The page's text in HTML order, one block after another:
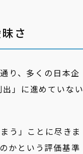
さ
り、多くの日本企
」に進めていない
う」ことに尽きま
かという評価基準